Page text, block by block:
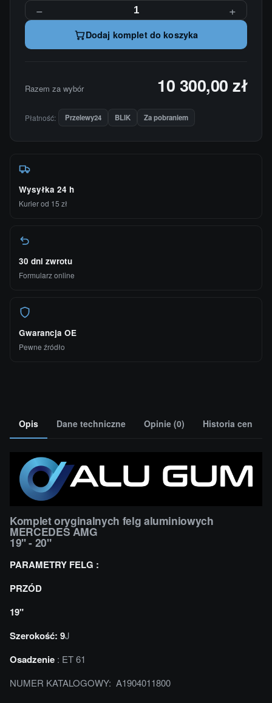
− +
Dodaj komplet do koszyka
Razem za wybór 10 300,00 zł
Płatność: Przelewy24 BLIK Za pobraniem
Wysyłka 24 h
Kurier od 15 zł
30 dni zwrotu
Formularz online
Gwarancja OE
Pewne źródło
Opis Dane techniczne Opinie (0) Historia cen
Komplet oryginalnych felg aluminiowych
MERCEDES AMG
19'' - 20"
PARAMETRY FELG :
PRZÓD
19"
Szerokość: 9J
Osadzenie : ET 61
NUMER KATALOGOWY: A1904011800